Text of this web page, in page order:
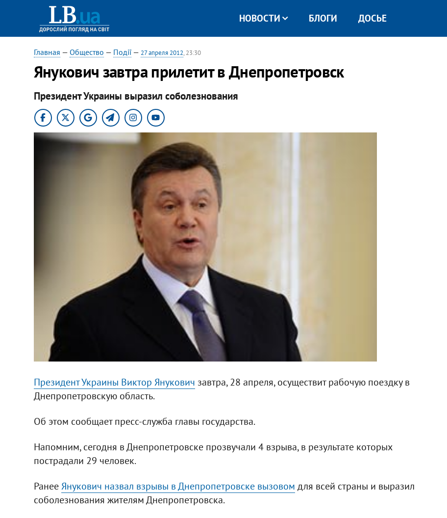
НОВОСТИ БЛОГИ ДОСЬЕ
Главная — Общество — Події— 27 апреля 2012, 23:30
Янукович завтра прилетит в Днепропетровск
Президент Украины выразил соболезнования
Президент Украины Виктор Янукович завтра, 28 апреля, осуществит рабочую поездку в
Днепропетровскую область.
Об этом сообщает пресс-служба главы государства.
Напомним, сегодня в Днепропетровске прозвучали 4 взрыва, в результате которых
пострадали 29 человек.
РанееЯнукович назвал взрывы в Днепропетровске вызовом для всей страны и выразил
соболезнования жителям Днепропетровска.